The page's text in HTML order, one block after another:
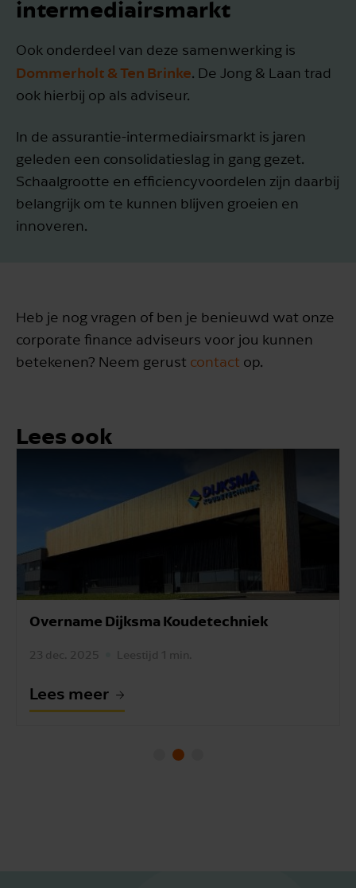
intermediairsmarkt
Ook onderdeel van deze samenwerking is
Dommerholt & Ten Brinke. De Jong & Laan trad
ook hierbij op als adviseur.
In de assurantie-intermediairsmarkt is jaren
geleden een consolidatieslag in gang gezet.
Schaalgrootte en efficiencyvoordelen zijn daarbij
belangrijk om te kunnen blijven groeien en
innoveren.
Heb je nog vragen of ben je benieuwd wat onze
corporate finance adviseurs voor jou kunnen
betekenen? Neem gerust contact op.
Lees ook
Overname Dijksma Koudetechniek
23 dec. 2025 Leestijd 1 min.
Lees meer